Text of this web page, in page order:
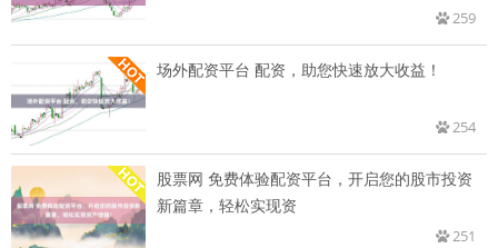
259
场外配资平台 配资，助您快速放大收益！
254
股票网 免费体验配资平台，开启您的股市投资
新篇章，轻松实现资
251